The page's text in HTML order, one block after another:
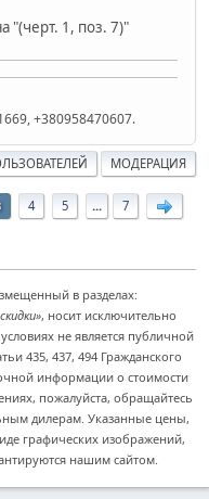
"(черт. 1, поз. 7)"
+380958470607.
МОДЕРАЦИЯ
4 5 ... 7
в разделах:
, носит исключительно
не является публичной
435, 437, 494 Гражданского
информации о стоимости
пожалуйста, обращайтесь
дилерам. Указанные цены,
графических изображений,
нашим сайтом.